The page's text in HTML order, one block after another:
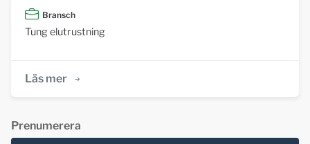
Bransch
Tung elutrustning
Läs mer
Prenumerera